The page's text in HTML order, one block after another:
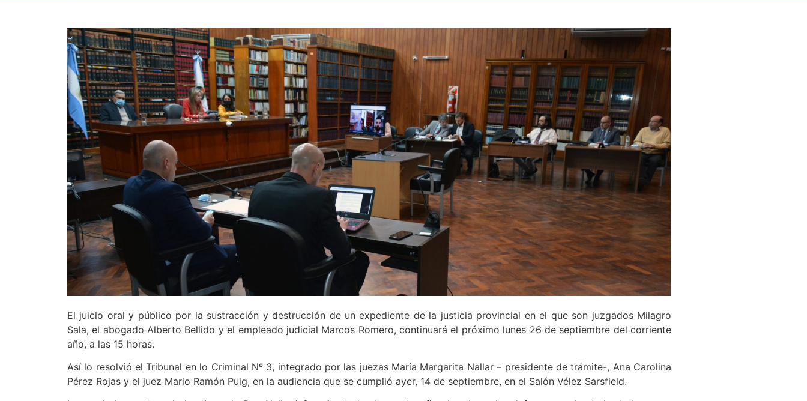
El juicio oral y público por la sustracción y destrucción de un expediente de la justicia provincial en el que son juzgados Milagro
Sala, el abogado Alberto Bellido y el empleado judicial Marcos Romero, continuará el próximo lunes 26 de septiembre del corriente
año, a las 15 horas.
Así lo resolvió el Tribunal en lo Criminal Nº 3, integrado por las juezas María Margarita Nallar – presidente de trámite-, Ana Carolina
Pérez Rojas y el juez Mario Ramón Puig, en la audiencia que se cumplió ayer, 14 de septiembre, en el Salón Vélez Sarsfield.